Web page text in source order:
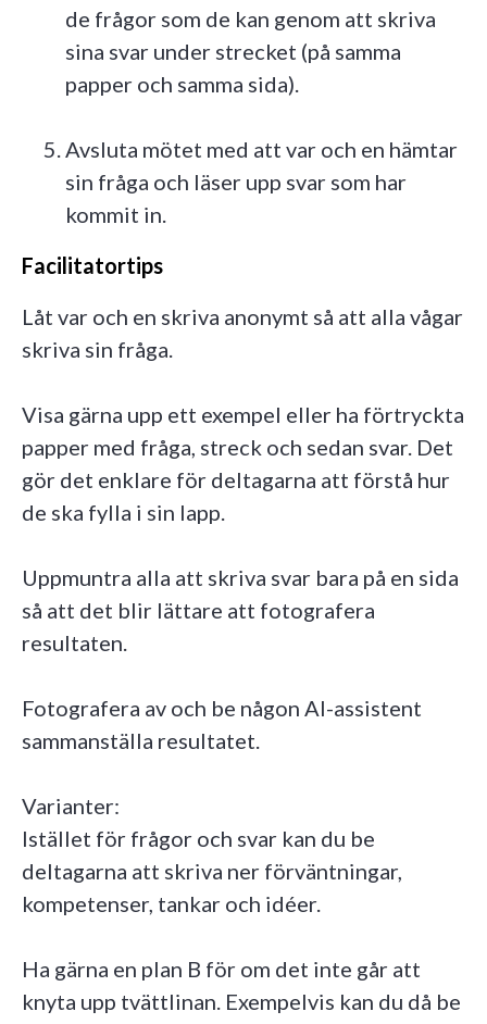
de frågor som de kan genom att skriva
sina svar under strecket (på samma
papper och samma sida).
Avsluta mötet med att var och en hämtar
sin fråga och läser upp svar som har
kommit in.
Facilitatortips
Låt var och en skriva anonymt så att alla vågar
skriva sin fråga.
Visa gärna upp ett exempel eller ha förtryckta
papper med fråga, streck och sedan svar. Det
gör det enklare för deltagarna att förstå hur
de ska fylla i sin lapp.
Uppmuntra alla att skriva svar bara på en sida
så att det blir lättare att fotografera
resultaten.
Fotografera av och be någon AI-assistent
sammanställa resultatet.
Varianter:
Istället för frågor och svar kan du be
deltagarna att skriva ner förväntningar,
kompetenser, tankar och idéer.
Ha gärna en plan B för om det inte går att
knyta upp tvättlinan. Exempelvis kan du då be